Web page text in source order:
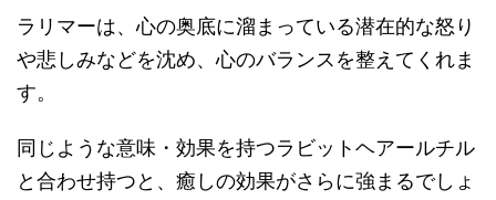
ラリマーは、心の奥底に溜まっている潜在的な怒り
や悲しみなどを沈め、心のバランスを整えてくれま
す。
同じような意味・効果を持つラビットヘアールチル
と合わせ持つと、癒しの効果がさらに強まるでしょ